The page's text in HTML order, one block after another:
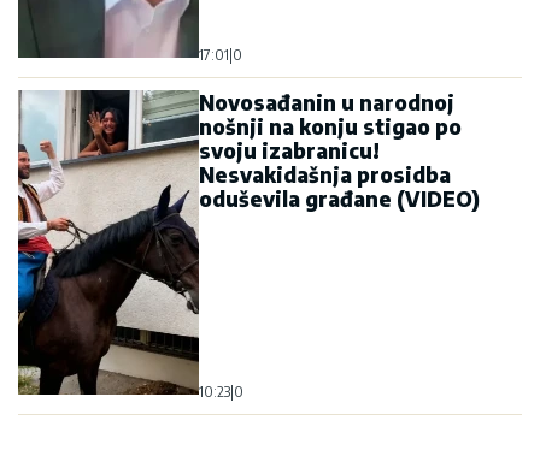
17:01|0
Novosađanin u narodnoj
nošnji na konju stigao po
svoju izabranicu!
Nesvakidašnja prosidba
oduševila građane (VIDEO)
10:23|0